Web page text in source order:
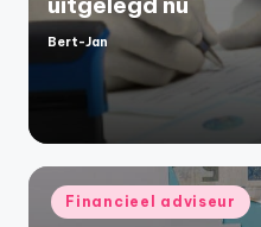
Geplaatst
door
Bert-Jan
Geplaatst
in
Financieel adviseur